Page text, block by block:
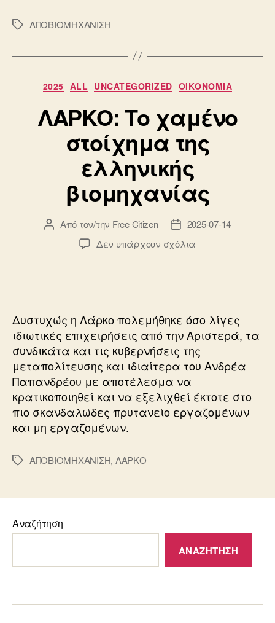
ΕτικέτεςΑΠΟΒΙΟΜΗΧΑΝΙΣΗ
Κατηγορίες
2025 ALL UNCATEGORIZED ΟΙΚΟΝΟΜΙΑ
ΛΑΡΚΟ: Το χαμένο
στοίχημα της
ελληνικής
βιομηχανίας
Συντάκτης
άρθρου
Από τον/την Free Citizen
Ημ.
δημοσίευσης
2025-07-14
Δεν υπάρχουν σχόλια
ελληνικής
βιομηχανίας
Δυστυχώς η Λάρκο πολεμήθηκε όσο λίγες
ιδιωτικές επιχειρήσεις από την Αριστερά, τα
συνδικάτα και τις κυβερνήσεις της
μεταπολίτευσης και ιδιαίτερα του Ανδρέα
Παπανδρέου με αποτέλεσμα να
κρατικοποιηθεί και να εξελιχθεί έκτοτε στο
πιο σκανδαλώδες πρυτανείο εργαζομένων
και μη εργαζομένων.
ΕτικέτεςΑΠΟΒΙΟΜΗΧΑΝΙΣΗ, ΛΑΡΚΟ
Αναζήτηση
ΑΝΑΖΉΤΗΣΗ